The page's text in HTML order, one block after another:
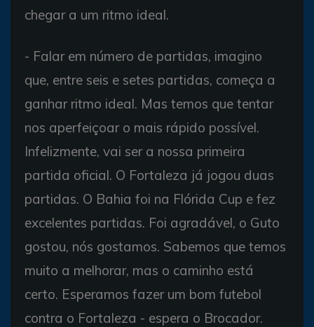
chegar a um ritmo ideal.
- Falar em número de partidas, imagino
que, entre seis e setes partidas, começa a
ganhar ritmo ideal. Mas temos que tentar
nos aperfeiçoar o mais rápido possível.
Infelizmente, vai ser a nossa primeira
partida oficial. O Fortaleza já jogou duas
partidas. O Bahia foi na Flórida Cup e fez
excelentes partidas. Foi agradável, o Guto
gostou, nós gostamos. Sabemos que temos
muito a melhorar, mas o caminho está
certo. Esperamos fazer um bom futebol
contra o Fortaleza - espera o Brocador.